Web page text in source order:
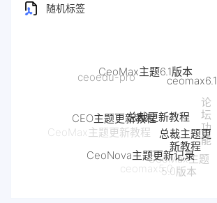
随机标签
ceoedu-pro
CeoMax主题6.1版本
ceomax6.1
论
坛
功
能
CeoMax主题更新教程
CEO主题更新教程总裁更新教程
总裁主题更
新教程
CeoMax主题
5.0版本
ceomax5.0
CeoNova主题更新记录